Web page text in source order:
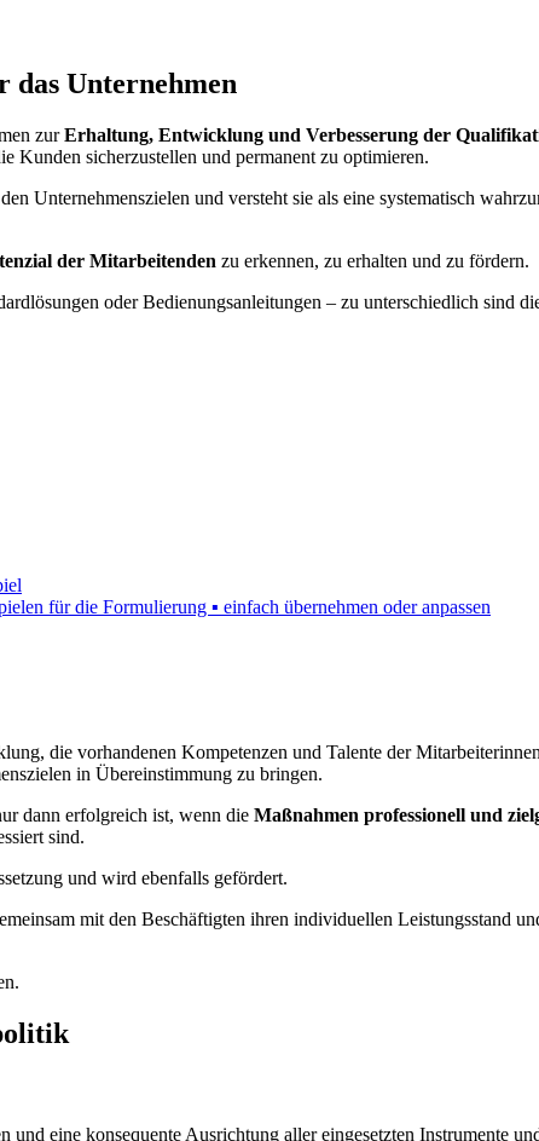
das Unternehmen
zurErhaltung, Entwicklung und Verbesserung der
Kunden sicherzustellen und permanent zu optimieren.
Unternehmenszielen und versteht sie als eine systematisch
der Mitarbeitenden zu erkennen, zu erhalten und zu fördern.
oder Bedienungsanleitungen – zu unterschiedlich sind
für die Formulierung ▪ einfach übernehmen oder anpassen
die vorhandenen Kompetenzen und Talente der
in Übereinstimmung zu bringen.
dann erfolgreich ist, wenn die Maßnahmen professionell und
sind.
und wird ebenfalls gefördert.
mit den Beschäftigten ihren individuellen Leistungsstand
eine konsequente Ausrichtung aller eingesetzten Instrumente